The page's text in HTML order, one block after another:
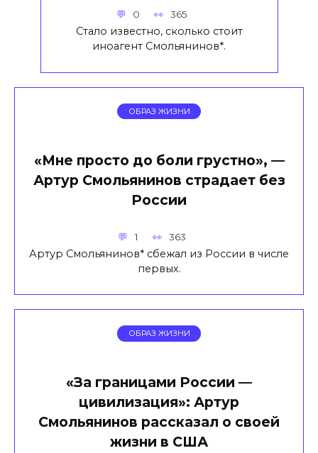
0 365
Стало известно, сколько стоит
иноагент Смольянинов*.
ОБРАЗ ЖИЗНИ
«Мне просто до боли грустно», —
Артур Смольянинов страдает без
России
1 363
Артур Смольянинов* сбежал из России в числе
первых.
ОБРАЗ ЖИЗНИ
«За границами России —
цивилизация»: Артур
Смольянинов рассказал о своей
жизни в США